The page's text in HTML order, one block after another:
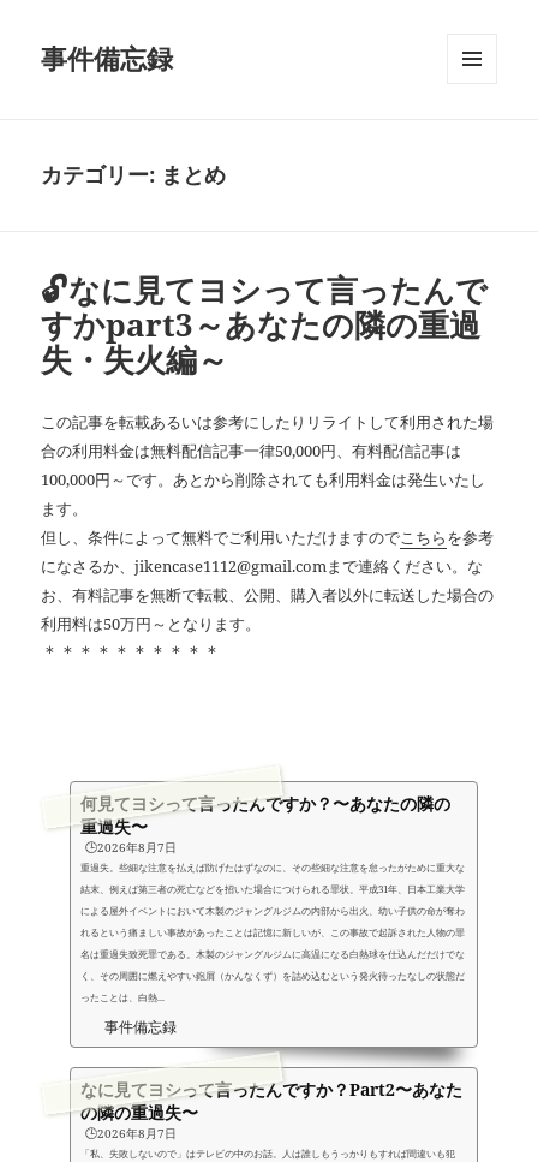
事件備忘録
カテゴリー: まとめ
🔓なに見てヨシって言ったんで
すかpart3～あなたの隣の重過
失・失火編～
この記事を転載あるいは参考にしたりリライトして利用された場
合の利用料金は無料配信記事一律50,000円、有料配信記事は
100,000円～です。あとから削除されても利用料金は発生いたし
ます。
但し、条件によって無料でご利用いただけますのでこちらを参考
になさるか、jikencase1112@gmail.comまで連絡ください。な
お、有料記事を無断で転載、公開、購入者以外に転送した場合の
利用料は50万円～となります。
＊＊＊＊＊＊＊＊＊＊
何見てヨシって言ったんですか？〜あなたの隣の
重過失〜
🕒️2026年8月7日
重過失。些細な注意を払えば防げたはずなのに、その些細な注意を怠ったがために重大な
結末、例えば第三者の死亡などを招いた場合につけられる罪状。平成31年、日本工業大学
による屋外イベントにおいて木製のジャングルジムの内部から出火、幼い子供の命が奪わ
れるという痛ましい事故があったことは記憶に新しいが、この事故で起訴された人物の罪
名は重過失致死罪である。木製のジャングルジムに高温になる白熱球を仕込んだだけでな
く、その周囲に燃えやすい鉋屑（かんなくず）を詰め込むという発火待ったなしの状態だ
ったことは、白熱...
事件備忘録
なに見てヨシって言ったんですか？Part2〜あなた
の隣の重過失〜
🕒️2026年8月7日
「私、失敗しないので」はテレビの中のお話。人は誰しもうっかりもすれば間違いも犯